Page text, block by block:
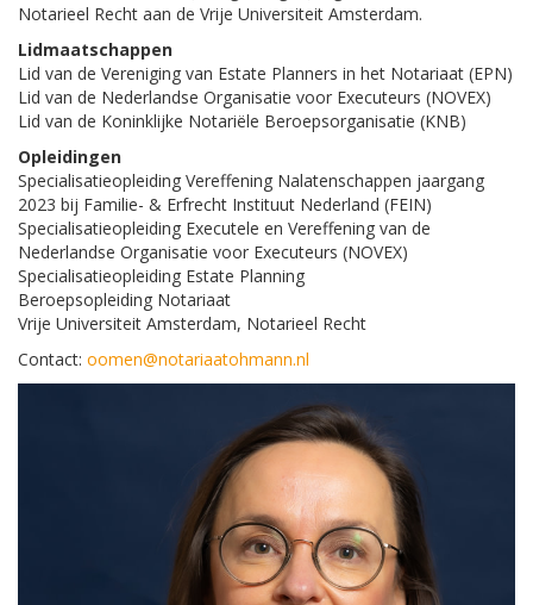
Notarieel Recht aan de Vrije Universiteit Amsterdam.
Lidmaatschappen
Lid van de Vereniging van Estate Planners in het Notariaat (EPN)
Lid van de Nederlandse Organisatie voor Executeurs (NOVEX)
Lid van de Koninklijke Notariële Beroepsorganisatie (KNB)
Opleidingen
Specialisatieopleiding Vereffening Nalatenschappen jaargang
2023 bij Familie- & Erfrecht Instituut Nederland (FEIN)
Specialisatieopleiding Executele en Vereffening van de
Nederlandse Organisatie voor Executeurs (NOVEX)
Specialisatieopleiding Estate Planning
Beroepsopleiding Notariaat
Vrije Universiteit Amsterdam, Notarieel Recht
Contact: oomen@notariaatohmann.nl